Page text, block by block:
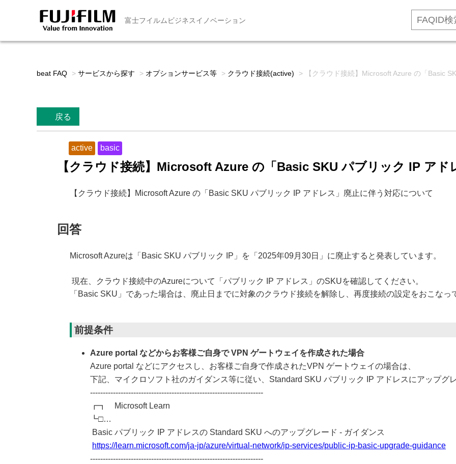
富士フイルムビジネスイノベーション
beat FAQ > サービスから探す > オプションサービス等 > クラウド接続(active) > 【クラウド接続】Microsoft Azure の「Basic
戻る
active basic
【クラウド接続】Microsoft Azure の「Basic SKU パブリック IP アド
【クラウド接続】Microsoft Azure の「Basic SKU パブリック IP アドレス」廃止に伴う対応について
回答
Microsoft Azureは「Basic SKU パブリック IP」を「2025年09月30日」に廃止すると発表しています。
現在、クラウド接続中のAzureについて「パブリック IP アドレス」のSKUを確認してください。
「Basic SKU」であった場合は、廃止日までに対象のクラウド接続を解除し、再度接続の設定をおこなっ
前提条件
Azure portal などからお客様ご自身で VPN ゲートウェイを作成された場合
Azure portal などにアクセスし、お客様ご自身で作成されたVPN ゲートウェイの場合は、
下記、マイクロソフト社のガイダンス等に従い、Standard SKU パブリック IP アドレスにアップグ
--------------------------------------------------------------------
┏┓ Microsoft Learn
┗□…
Basic パブリック IP アドレスの Standard SKU へのアップグレード - ガイダンス
https://learn.microsoft.com/ja-jp/azure/virtual-network/ip-services/public-ip-basic-upgrade-guidance
--------------------------------------------------------------------